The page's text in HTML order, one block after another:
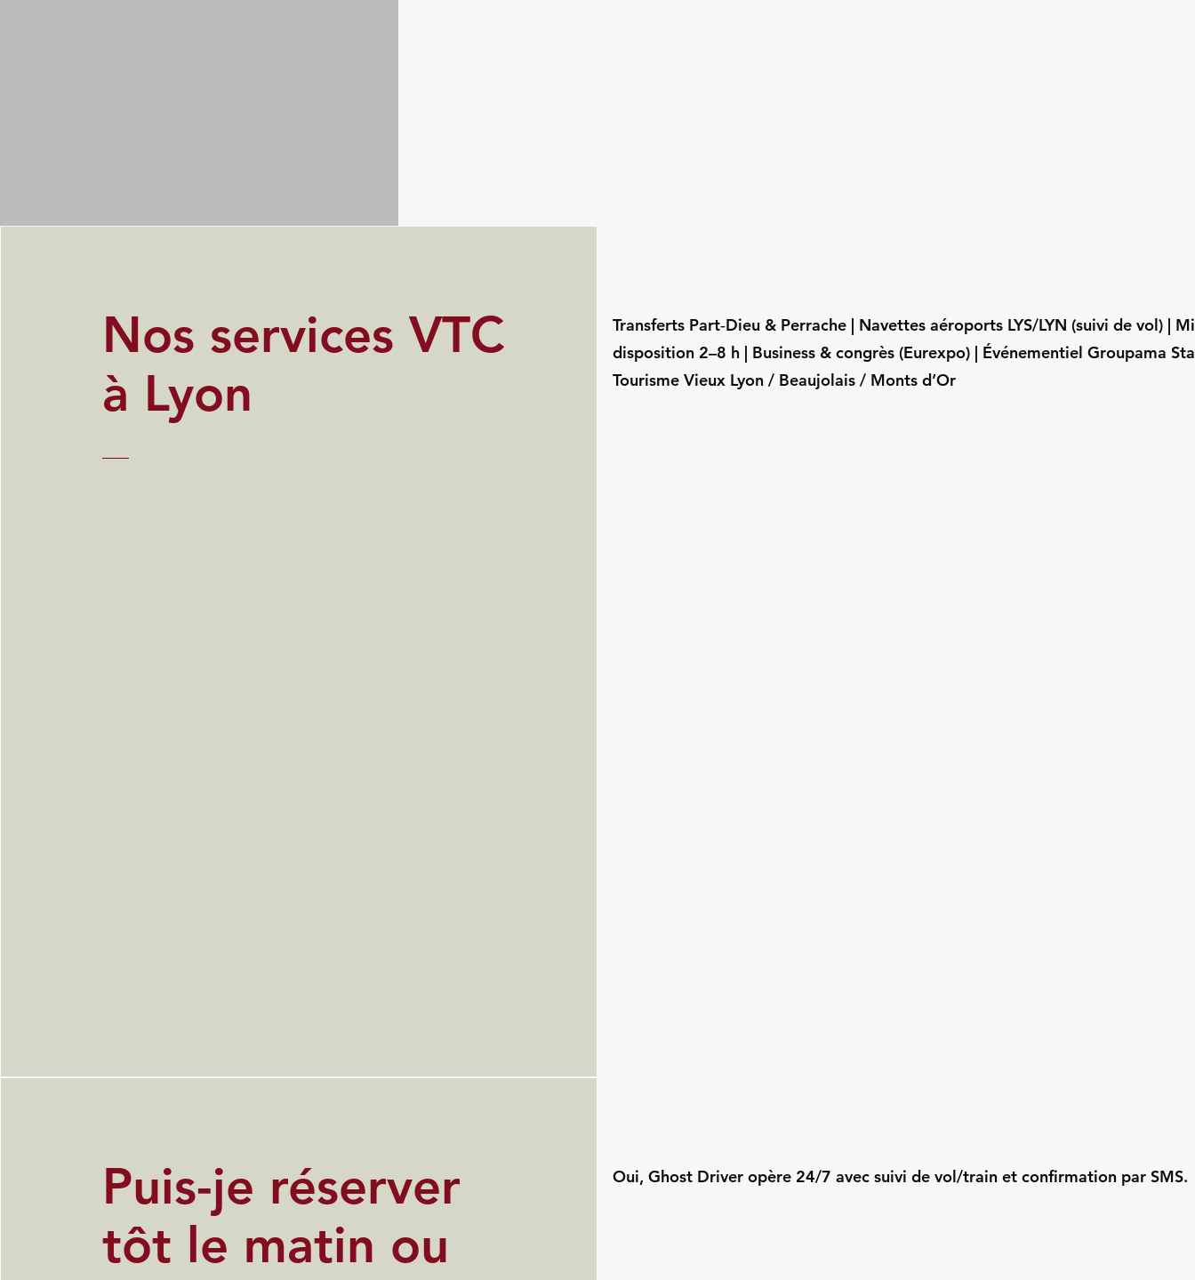
Nos services VTC
à Lyon
Transferts Part‑Dieu & Perrache | Navettes aéroports LYS/LYN (suivi de vol) |
disposition 2–8 h | Business & congrès (Eurexpo) | Événementiel Groupama
Tourisme Vieux Lyon / Beaujolais / Monts d’Or
Puis-je réserver
tôt le matin ou
Oui, Ghost Driver opère 24/7 avec suivi de vol/train et confirmation par SMS.